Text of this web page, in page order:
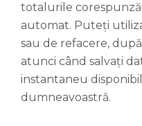
totalurile
automat. Puteți
sau de refacere,
atunci când salvați
instantaneu
dumneavoastră.